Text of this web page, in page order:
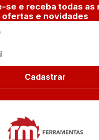
se e receba todas as
ofertas e novidades
Cadastrar